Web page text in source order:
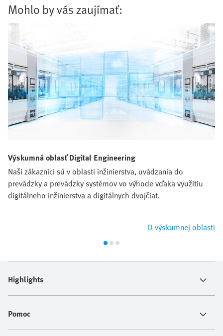
Mohlo by vás zaujímať:
Výskumná oblasť Digital Engineering
Naši zákazníci sú v oblasti inžinierstva, uvádzania do
prevádzky a prevádzky systémov vo výhode vďaka využitiu
digitálneho inžinierstva a digitálnych dvojčiat.
O výskumnej oblasti
Highlights
Pomoc